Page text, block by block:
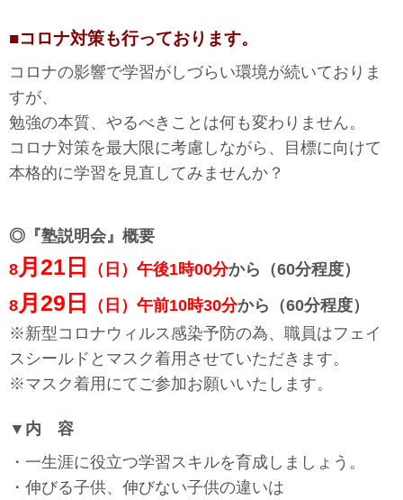
■コロナ対策も行っております。
コロナの影響で学習がしづらい環境が続いておりま
すが、
勉強の本質、やるべきことは何も変わりません。
コロナ対策を最大限に考慮しながら、目標に向けて
本格的に学習を見直してみませんか？
◎『塾説明会』概要
8 月21日 （日）午後1時00分から（60分程度）
8 月29日 （日）午前10時30分から（60分程度）
※新型コロナウィルス感染予防の為、職員はフェイ
スシールドとマスク着用させていただきます。
※マスク着用にてご参加お願いいたします。
▼内 容
・一生涯に役立つ学習スキルを育成しましょう。
・伸びる子供、伸びない子供の違いは